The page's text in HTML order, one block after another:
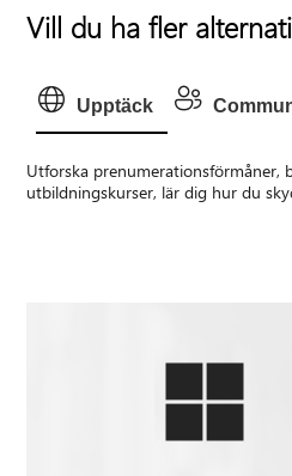
Vill du ha fler
Upptäck
Utforska prenumerationsförmåner,
utbildningskurser, lär dig hur du